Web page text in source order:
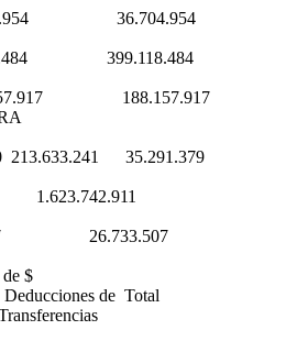
36.704.954
399.118.484
188.157.917
35.291.379
26.733.507
$
de Total